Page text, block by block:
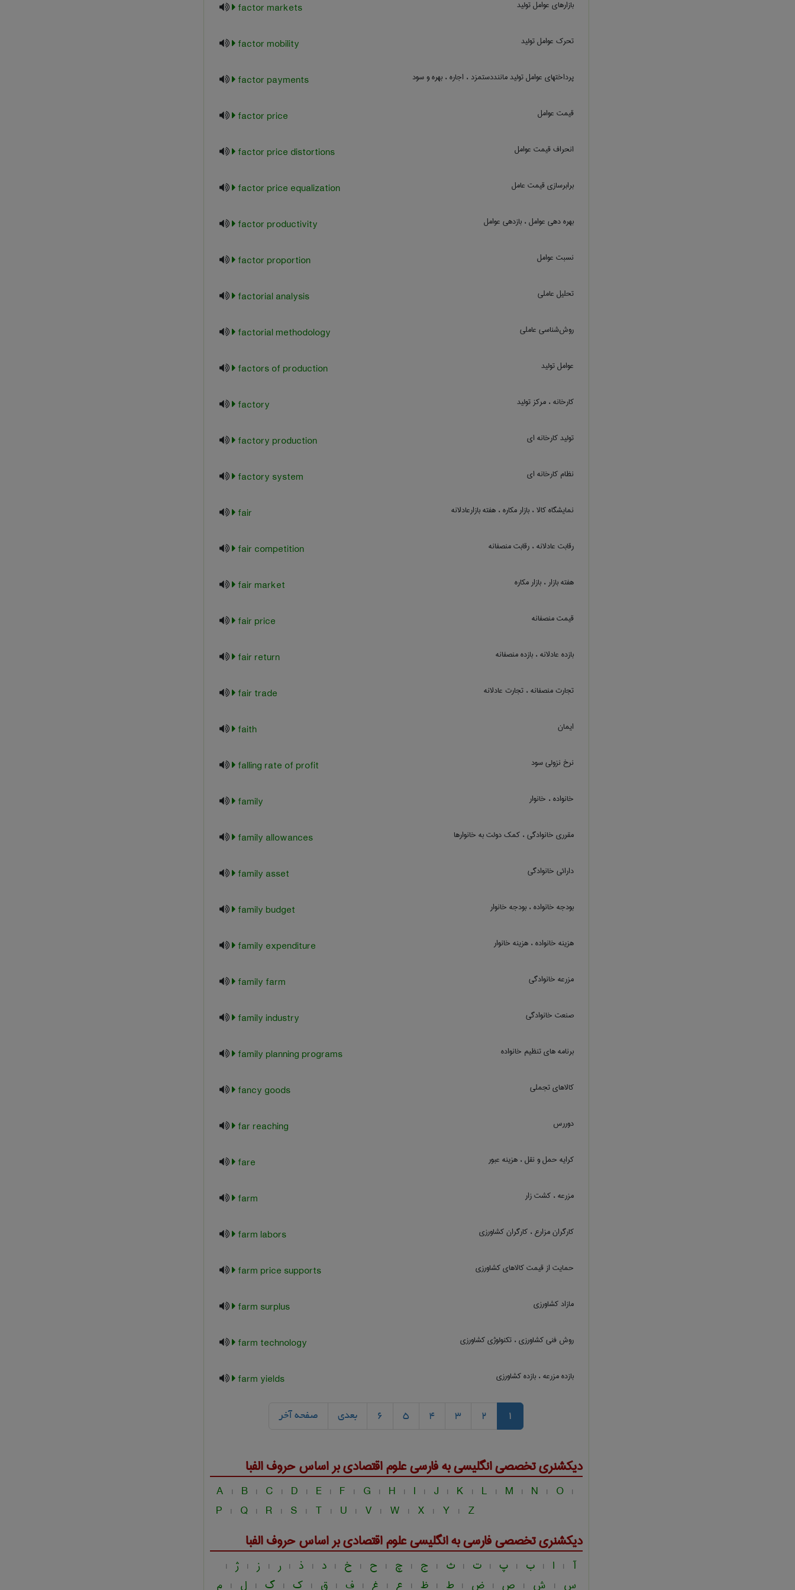
بازارهای عوامل تولید factor markets
تحرک عوامل تولید factor mobility
پرداختهای عوامل تولید ماننددستمزد ، اجاره ، بهره و سود factor payments
قیمت عوامل factor price
انحراف قیمت عوامل factor price distortions
برابرسازي قيمت عامل factor price equalization
بهره دهی عوامل ، بازدهی عوامل factor productivity
نسبت عوامل factor proportion
تحلیل عاملی factorial analysis
روش‌شناسی عاملی factorial methodology
عوامل تولید factors of production
کارخانه ، مرکز تولید factory
تولید کارخانه ای factory production
نظام کارخانه ای factory system
نمایشگاه کالا ، بازار مکاره ، هفته بازارعادلانه fair
رقابت عادلانه ، رقابت منصفانه fair competition
هفته بازار ، بازار مکاره fair market
قیمت منصفانه fair price
بازده عادلانه ، بازده منصفانه fair return
تجارت منصفانه ، تجارت عادلانه fair trade
ایمان faith
نرخ نزولی سود falling rate of profit
خانواده ، خانوار family
مقرری خانوادگی ، کمک دولت به خانوارها family allowances
دارائی خانوادگی family asset
بودجه خانواده ، بودجه خانوار family budget
هزینه خانواده ، هزینه خانوار family expenditure
مزرعه خانوادگی family farm
صنعت خانوادگی family industry
برنامه های تنظیم خانواده family planning programs
کالاهای تجملی fancy goods
دوررس far reaching
کرایه حمل و نقل ، هزینه عبور fare
مزرعه ، کشت زار farm
کارگران مزارع ، کارگران کشاورزی farm labors
حمایت از قیمت کالاهای کشاورزی farm price supports
مازاد کشاورزی farm surplus
روش فنی کشاورزی ، تکنولوژی کشاورزی farm technology
بازده مزرعه ، بازده کشاورزی farm yields
1
2
3
4
5
6 بعدی صفحه آخر
دیکشنری تخصصی انگلیسی به فارسیعلوم اقتصادیبر اساس حروف الفبا
A | B | C | D | E | F | G | H | I | J | K | L | M | N | O |
P | Q | R | S | T | U | V | W | X | Y | Z
دیکشنری تخصصی فارسی به انگلیسیعلوم اقتصادیبر اساس حروف الفبا
آ | ا | ب | پ | ت | ث | ج | چ | ح | خ | د | ذ | ر | ز | ژ |
س | ش | ص | ض | ط | ظ | ع | غ | ف | ق | ک | گ | ل | م